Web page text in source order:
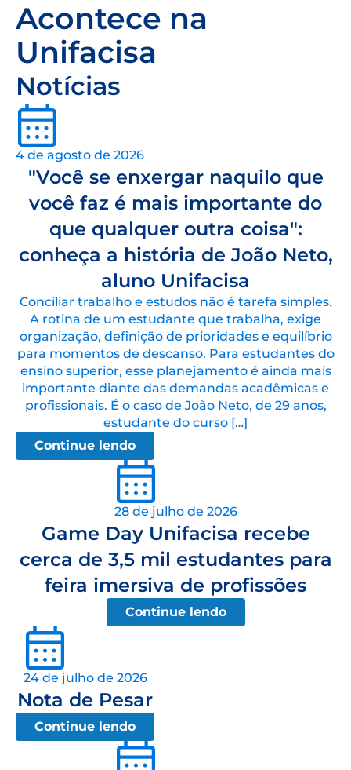
Acontece na
Unifacisa
Notícias
4 de agosto de 2026
"Você se enxergar naquilo que
você faz é mais importante do
que qualquer outra coisa":
conheça a história de João Neto,
aluno Unifacisa
Conciliar trabalho e estudos não é tarefa simples.
A rotina de um estudante que trabalha, exige
organização, definição de prioridades e equilíbrio
para momentos de descanso. Para estudantes do
ensino superior, esse planejamento é ainda mais
importante diante das demandas acadêmicas e
profissionais. É o caso de João Neto, de 29 anos,
estudante do curso […]
Continue lendo
28 de julho de 2026
Game Day Unifacisa recebe
cerca de 3,5 mil estudantes para
feira imersiva de profissões
Continue lendo
24 de julho de 2026
Nota de Pesar
Continue lendo